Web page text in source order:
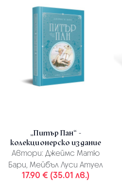
„Питър Пан“ -
колекционерско издание
Автори: Джеймс Матю
Бари, Мейбъл Луси Атуел
17.90 € (35.01 лв.)